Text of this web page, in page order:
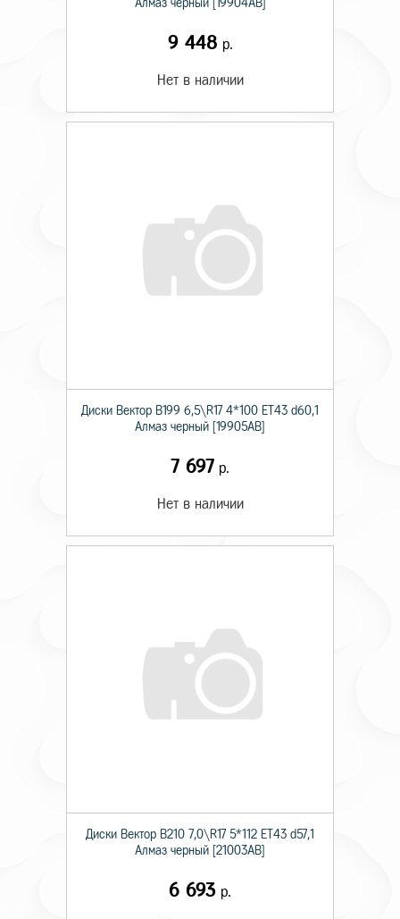
Алмаз черный [19904AB]
9 448 р.
Нет в наличии
Диски Вектор В199 6,5\R17 4*100 ET43 d60,1
Алмаз черный [19905AB]
7 697 р.
Нет в наличии
Диски Вектор В210 7,0\R17 5*112 ET43 d57,1
Алмаз черный [21003AB]
6 693 р.